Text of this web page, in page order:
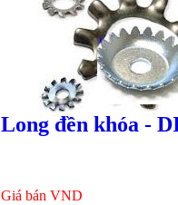
Giá bán VND
Long đền khóa -